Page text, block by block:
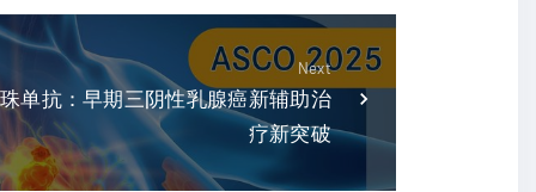
Next
单抗：早期三阴性乳腺癌新辅助治
疗新突破